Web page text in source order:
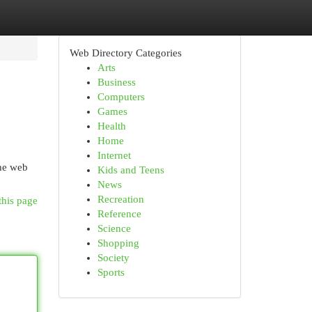
web
page
Web Directory Categories
Arts
Business
Computers
Games
Health
Home
Internet
Kids and Teens
News
Recreation
Reference
Science
Shopping
Society
Sports